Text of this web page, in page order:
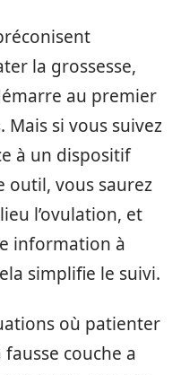
la grossesse,
au premier
si vous suivez
à un dispositif
outil, vous saurez
l’ovulation, et
information à
simplifie le suivi.
où patienter
couche a